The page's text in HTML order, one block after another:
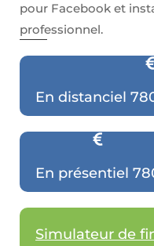
pour Facebook et
professionnel.
En distanciel
En présentiel
Simulateur de